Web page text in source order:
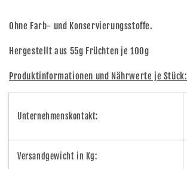
Ohne Farb- und Konservierungsstoffe.
Hergestellt aus 55g Früchten je 100g
Produktinformationen und Nährwerte je Stück:
Unternehmenskontakt:
Versandgewicht in Kg: